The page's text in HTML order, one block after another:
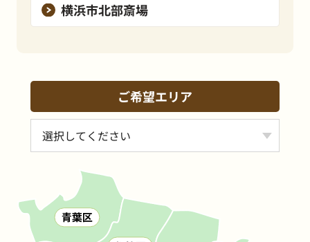
横浜市北部斎場
ご希望エリア